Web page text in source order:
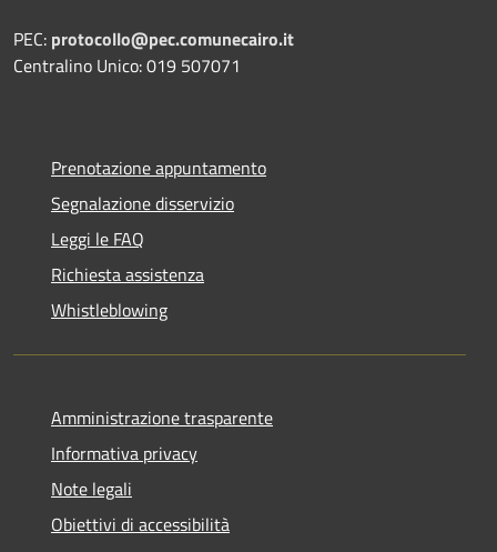
PEC: protocollo@pec.comunecairo.it
Centralino Unico: 019 507071
Prenotazione appuntamento
Segnalazione disservizio
Leggi le FAQ
Richiesta assistenza
Whistleblowing
Amministrazione trasparente
Informativa privacy
Note legali
Obiettivi di accessibilità